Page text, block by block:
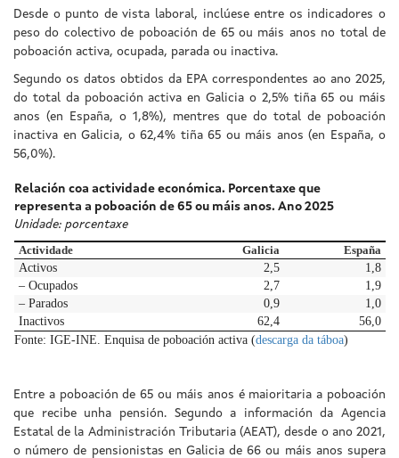
Desde o punto de vista laboral, inclúese entre os indicadores o
peso do colectivo de poboación de 65 ou máis anos no total de
poboación activa, ocupada, parada ou inactiva.
Segundo os datos obtidos da EPA correspondentes ao ano 2025,
do total da poboación activa en Galicia o 2,5% tiña 65 ou máis
anos (en España, o 1,8%), mentres que do total de poboación
inactiva en Galicia, o 62,4% tiña 65 ou máis anos (en España, o
56,0%).
Relación coa actividade económica. Porcentaxe que
representa a poboación de 65 ou máis anos. Ano 2025
Unidade: porcentaxe
Actividade Galicia
España
Activos
2,5
1,8
– Ocupados
2,7
1,9
– Parados
0,9
1,0
Inactivos
62,4
56,0
Fonte: IGE-INE. Enquisa de poboación activa (descarga da táboa)
Entre a poboación de 65 ou máis anos é maioritaria a poboación
que recibe unha pensión. Segundo a información da Agencia
Estatal de la Administración Tributaria (AEAT), desde o ano 2021,
o número de pensionistas en Galicia de 66 ou máis anos supera